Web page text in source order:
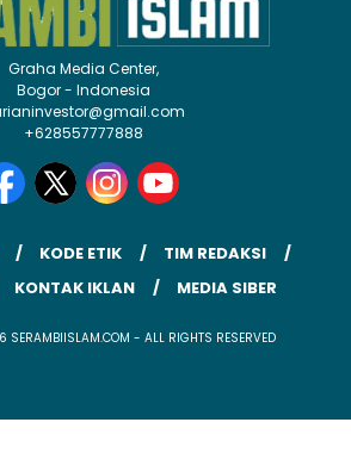
Graha Media Center,
Bogor - Indonesia
+628557777888
KODE ETIK
TIM REDAKSI
KONTAK IKLAN MEDIA SIBER
SERAMBIISLAM.COM - ALL RIGHTS RESERVED